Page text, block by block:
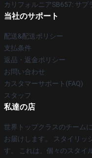
カリフォルニアSB657: サ
当社のサポート
配送&配送ポリシー
支払条件
返品・返金ポリシー
お問い合わせ
カスタマーサポート(FAQ)
スタッフ
私達の店
世界トップクラスのチーム
お届けします。 スタイリッ
す。 これは、個々のスタイ